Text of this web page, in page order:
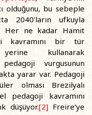
olduğunu, bu sebeple
2040’ların ufkuyla
Her ne kadar Hamit
kavramını bir tür
kullanarak
vurgusunun
yarar var. Pedagoji
olması Brezilyalı
pedagoji kavramını
düşüyor.[2]Freire’ye